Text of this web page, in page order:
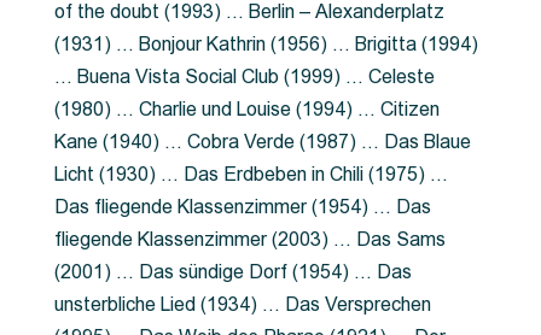
of the doubt (1993) … Berlin – Alexanderplatz
(1931) … Bonjour Kathrin (1956) … Brigitta (1994)
… Buena Vista Social Club (1999) … Celeste
(1980) … Charlie und Louise (1994) … Citizen
Kane (1940) … Cobra Verde (1987) … Das Blaue
Licht (1930) … Das Erdbeben in Chili (1975) …
Das fliegende Klassenzimmer (1954) … Das
fliegende Klassenzimmer (2003) … Das Sams
(2001) … Das sündige Dorf (1954) … Das
unsterbliche Lied (1934) … Das Versprechen